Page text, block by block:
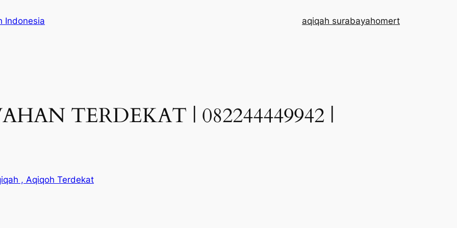
Indonesia aqiqah surabayahomert
TERDEKAT | 082244449942 |
, Aqiqoh Terdekat